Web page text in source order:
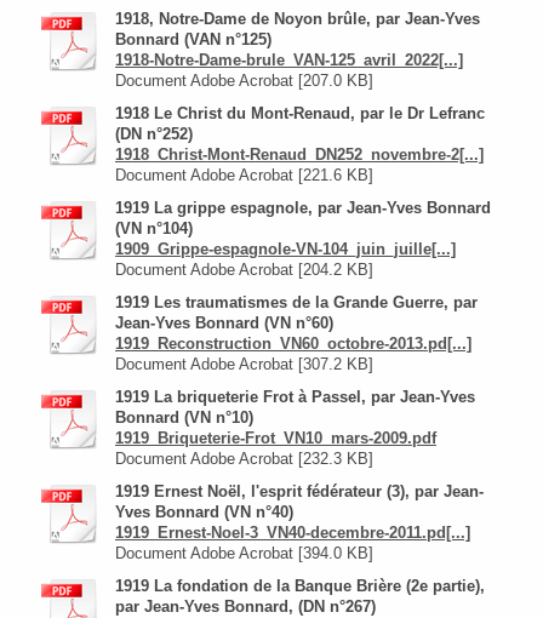
1918, Notre-Dame de Noyon brûle, par Jean-Yves
Bonnard (VAN n°125)
1918-Notre-Dame-brule_VAN-125_avril_2022[...]
Document Adobe Acrobat [207.0 KB]
1918 Le Christ du Mont-Renaud, par le Dr Lefranc
(DN n°252)
1918_Christ-Mont-Renaud_DN252_novembre-2[...]
Document Adobe Acrobat [221.6 KB]
1919 La grippe espagnole, par Jean-Yves Bonnard
(VN n°104)
1909_Grippe-espagnole-VN-104_juin_juille[...]
Document Adobe Acrobat [204.2 KB]
1919 Les traumatismes de la Grande Guerre, par
Jean-Yves Bonnard (VN n°60)
1919_Reconstruction_VN60_octobre-2013.pd[...]
Document Adobe Acrobat [307.2 KB]
1919 La briqueterie Frot à Passel, par Jean-Yves
Bonnard (VN n°10)
1919_Briqueterie-Frot_VN10_mars-2009.pdf
Document Adobe Acrobat [232.3 KB]
1919 Ernest Noël, l'esprit fédérateur (3), par Jean-
Yves Bonnard (VN n°40)
1919_Ernest-Noel-3_VN40-decembre-2011.pd[...]
Document Adobe Acrobat [394.0 KB]
1919 La fondation de la Banque Brière (2e partie),
par Jean-Yves Bonnard, (DN n°267)